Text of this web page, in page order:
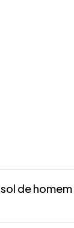
de homem